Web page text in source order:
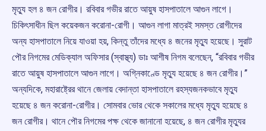
মৃত্যু হল ৪ জন রোগীর। রবিবার গভীর রাতে আয়ুষ হাসপাতালে আগুন লাগে।
চিকিৎসাধীন ছিল কয়েকজন করোনা-রোগী। আগুন লাগা মাত্রই সমস্ত রোগীদের
অন্য হাসপাতালে নিয়ে যাওয়া হয়, কিন্তু তাঁদের মধ্যে ৪ জনের মৃত্যু হয়েছে। সুরাট
পৌর নিগমের মেডিক্যাল অফিসার (স্বাস্থ্য) ডাঃ আশীষ নিগম বলেছেন, “রবিবার গভীর
রাতে আয়ুষ হাসপাতালে আগুন লাগে। অগ্নিকাণ্ডে মৃত্যু হয়েছে ৪ জন রোগীর।”
অন্যদিকে, মহারাষ্ট্রের থানে জেলায় বেদান্তা হাসপাতালে রহস্যজনকভাবে মৃত্যু
হয়েছে ৪ জন করোনা-রোগীর। সোমবার ভোর থেকে সকালের মধ্যে মৃত্যু হয়েছে ৪
জন রোগীর। থানে পৌর নিগমের পক্ষ থেকে জানানো হয়েছে, ৪ জন রোগীর মৃত্যুর